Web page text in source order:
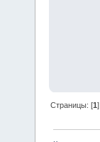
Страницы: [1]